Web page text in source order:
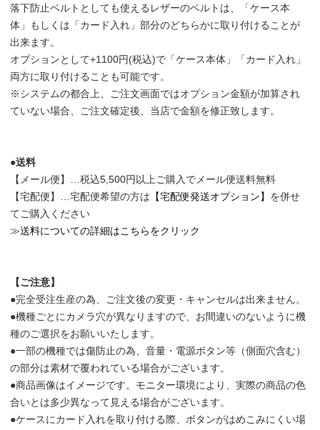
落下防止ベルトとしても使えるレザーのベルトは、「ケース本
体」もしくは「カード入れ」部分のどちらかに取り付けることが
出来ます。
オプションとして+1100円(税込)で「ケース本体」「カード入れ」
両方に取り付けることも可能です。
※システムの都合上、ご注文画面ではオプション金額が加算され
ていない場合、ご注文確定後、当店で金額を修正致します。
●送料
【メール便】…税込5,500円以上ご購入でメール便送料無料
【宅配便】…宅配便希望の方は 【宅配便発送オプション】 を併せ
てご購入ください
≫送料についての詳細はこちらをクリック
【ご注意】
●完全受注生産の為、ご注文後の変更・キャンセルは出来ません。
●機種ごとにカメラ穴が異なりますので、お間違いのないように機
種のご選択をお願いいたします。
●一部の機種では傷防止の為、音量・電源ボタン等（側面穴含む）
の部分は素材で覆われている場合がございます。
●商品画像はイメージです。モニター環境により、実際の商品の色
合いとは多少異なって見える場合がございます。
●ケースにカード入れを取り付ける際、ボタンがはめこみにくい場